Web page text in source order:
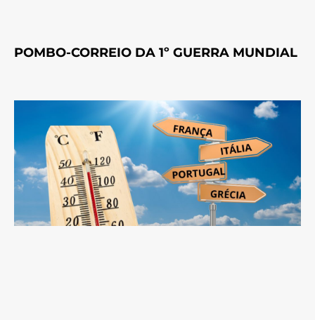
POMBO-CORREIO DA 1º GUERRA MUNDIAL